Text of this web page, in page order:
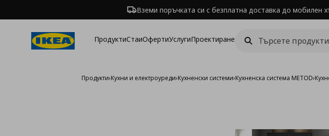
Вземи поръчката си с безплатна доставка до мобилен
ПродуктиСтаиОфертиУслугиПроектиране
Продукти›Кухни и електроуреди›Кухненски системи›Кухненска система METOD›